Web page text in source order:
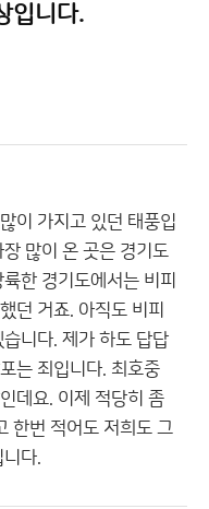
입니다.
이 가지고 있던 태풍입
많이 온 곳은 경기도
한 경기도에서는 비피
던 거죠. 아직도 비피
니다. 제가 하도 답답
는 죄입니다. 최호중
데요. 이제 적당히 좀
한번 적어도 저희도 그
다.